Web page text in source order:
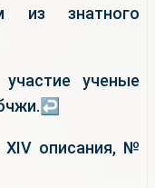
знатного
ученые
↩
описания, №